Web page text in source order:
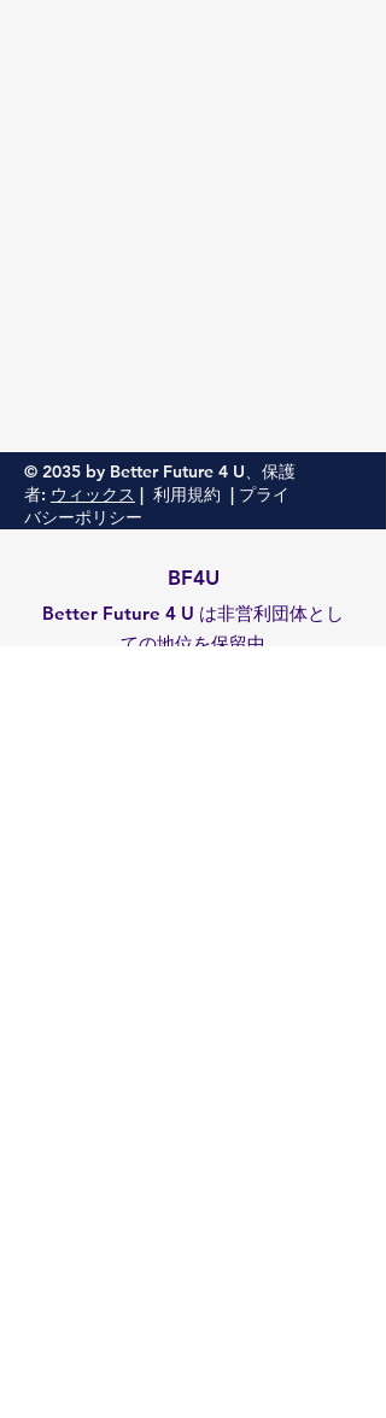
© 2035 by Better Future 4 U、保護
者: ウィックス | 利用規約 | プライ
バシーポリシー
BF4U
Better Future 4 U は非営利団体とし
ての地位を保留中